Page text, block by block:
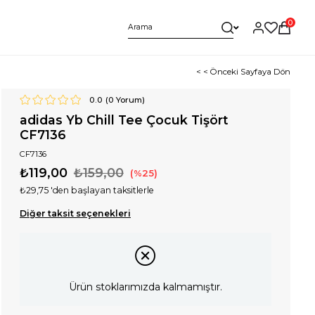
0
< < Önceki Sayfaya Dön
0.0 (0 Yorum)
adidas Yb Chill Tee Çocuk Tişört
CF7136
CF7136
₺159,00
₺119,00 25
₺29,75 'den başlayan taksitlerle
Diğer taksit seçenekleri
Ürün stoklarımızda kalmamıştır.